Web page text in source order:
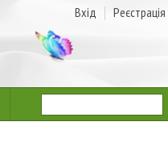
Вхід Реєстрація